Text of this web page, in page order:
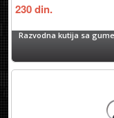
230din.
Razvodna kutija sa